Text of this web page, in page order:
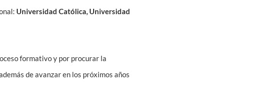
Universidad Católica, Universidad
formativo y por procurar la
de avanzar en los próximos años